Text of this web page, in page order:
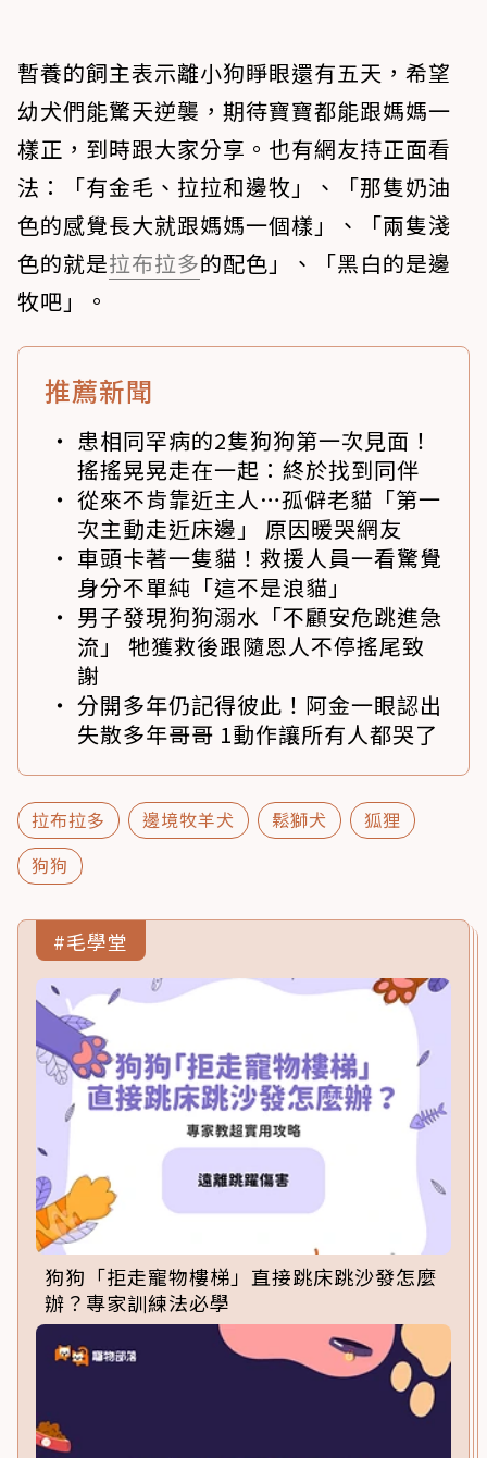
暫養的飼主表示離小狗睜眼還有五天，希望
幼犬們能驚天逆襲，期待寶寶都能跟媽媽一
樣正，到時跟大家分享。也有網友持正面看
法：「有金毛、拉拉和邊牧」、「那隻奶油
色的感覺長大就跟媽媽一個樣」、「兩隻淺
色的就是拉布拉多的配色」、「黑白的是邊
牧吧」。
推薦新聞
患相同罕病的2隻狗狗第一次見面！
搖搖晃晃走在一起：終於找到同伴
從來不肯靠近主人…孤僻老貓「第一
次主動走近床邊」 原因暖哭網友
車頭卡著一隻貓！救援人員一看驚覺
身分不單純「這不是浪貓」
男子發現狗狗溺水「不顧安危跳進急
流」 牠獲救後跟隨恩人不停搖尾致
謝
分開多年仍記得彼此！阿金一眼認出
失散多年哥哥 1動作讓所有人都哭了
拉布拉多 邊境牧羊犬 鬆獅犬
狐狸
狗狗
#毛學堂
狗狗「拒走寵物樓梯」直接跳床跳沙發怎麼
辦？專家訓練法必學